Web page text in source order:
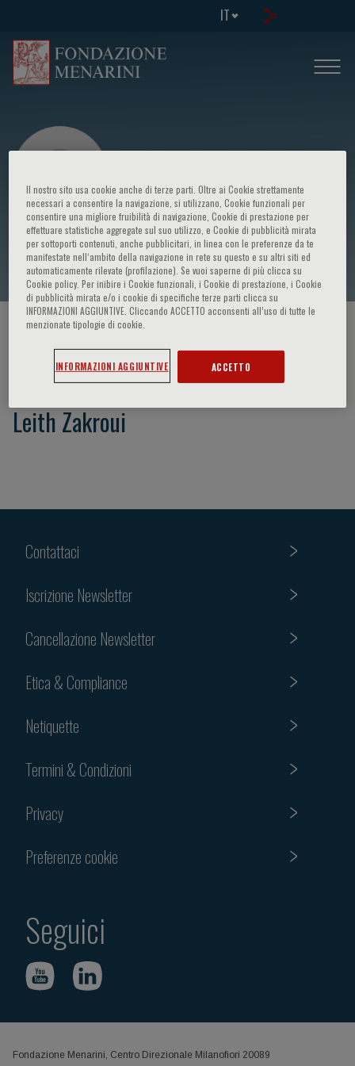
IT
Leith Zakroui
HOME PAGE / CORSI ED EVENTI
Leith Zakroui
Contattaci
Iscrizione Newsletter
Cancellazione Newsletter
Etica & Compliance
Netiquette
Termini & Condizioni
Privacy
Preferenze cookie
Seguici
Fondazione Menarini, Centro Direzionale Milanofiori 20089
Il nostro sito usa cookie anche di terze parti. Oltre ai Cookie strettamente
necessari a consentire la navigazione, si utilizzano, Cookie funzionali per
consentire una migliore fruibilità di navigazione, Cookie di prestazione per
effettuare statistiche aggregate sul suo utilizzo, e Cookie di pubblicità mirata
per sottoporti contenuti, anche pubblicitari, in linea con le preferenze da te
manifestate nell‘ambito della navigazione in rete su questo e su altri siti ed
automaticamente rilevate (profilazione). Se vuoi saperne di più clicca su
Cookie policy. Per inibire i Cookie funzionali, i Cookie di prestazione, i Cookie
di pubblicità mirata e/o i cookie di specifiche terze parti clicca su
INFORMAZIONI AGGIUNTIVE. Cliccando ACCETTO acconsenti all’uso di tutte le
menzionate tipologie di cookie.
INFORMAZIONI AGGIUNTIVE ACCETTO